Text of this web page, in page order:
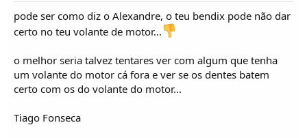
pode ser como diz o Alexandre, o teu bendix pode não dar
certo no teu volante de motor...
o melhor seria talvez tentares ver com algum que tenha
um volante do motor cá fora e ver se os dentes batem
certo com os do volante do motor...
Tiago Fonseca